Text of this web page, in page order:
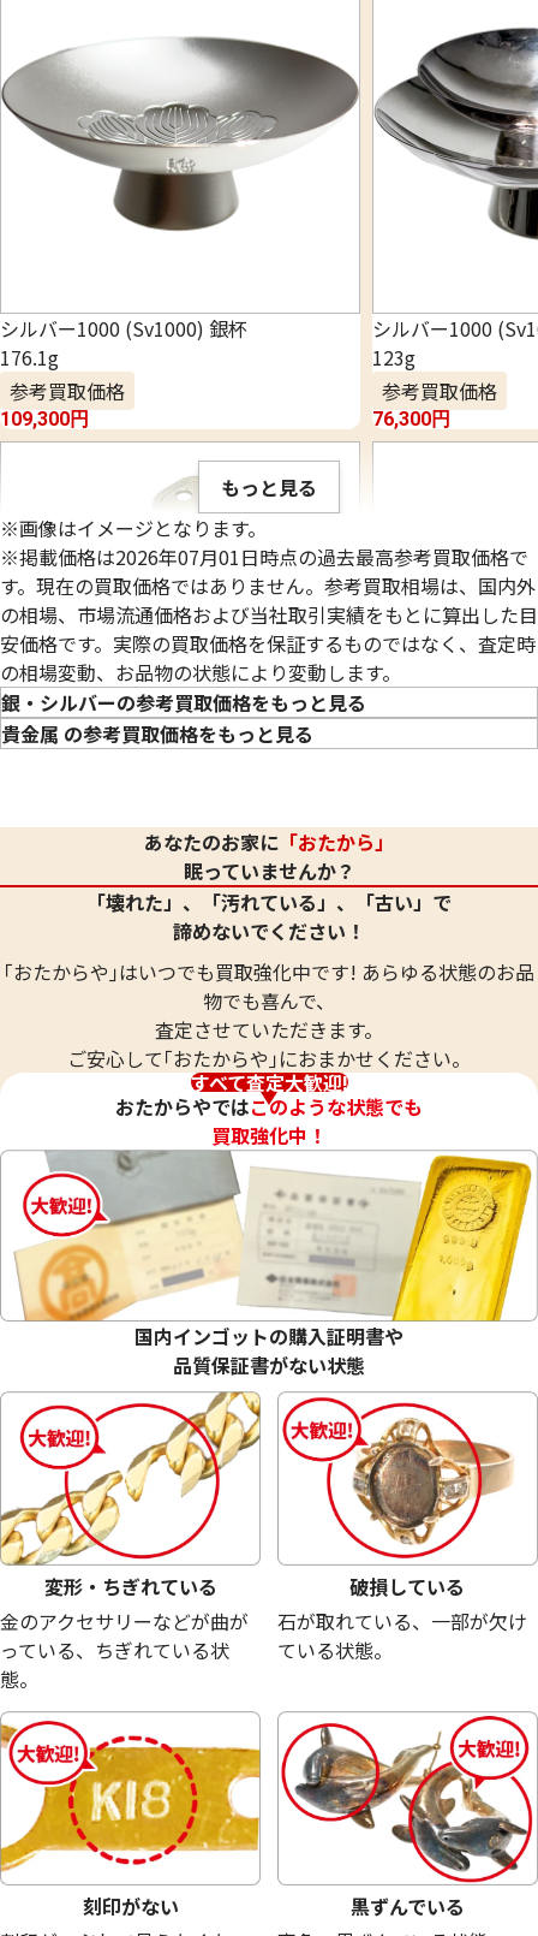
シルバー1000 (Sv1000) 銀杯
176.1g
参考買取価格
109,300円
シルバー1000
123g
参考買取価格
76,300円
参考買取価格
95.1g
参考買取価格
59,000 円
シルバー1000 (Sv1000) 服部製銀杯
参考買取価格
42,700円
シルバー925（
命遺産メダル
参考買取価格
34,300 円
シルバー1000 (Sv1000) 銀杯
42g
参考買取価格
シルバー1000
記念銀メダル
30.7g
参考買取価格
もっと見る
※画像はイメージとなります。
※掲載価格は2026年07月01日時点の過去最高参考買取価格で
す。現在の買取価格ではありません。参考買取相場は、国内外
の相場、市場流通価格および当社取引実績をもとに算出した目
安価格です。実際の買取価格を保証するものではなく、査定時
の相場変動、お品物の状態により変動します。
銀・シルバーの参考買取価格をもっと見る
貴金属 の参考買取価格をもっと見る
あなたのお家に 「おたから」
眠っていませんか？
「壊れた」、「汚れている」、「古い」で
諦めないでください！
｢おたからや｣はいつでも買取強化中です! あらゆる状態のお品
物でも喜んで、
査定させていただきます。
ご安心して｢おたからや｣におまかせください。
すべて査定大歓迎!
おたからやではこのような状態でも
買取強化中！
国内インゴットの購入証明書や
品質保証書がない状態
変形・ちぎれている
金のアクセサリーなどが曲が
っている、ちぎれている状
態。
破損している
石が取れている、一部が欠け
ている状態。
刻印がない
黒ずんでいる